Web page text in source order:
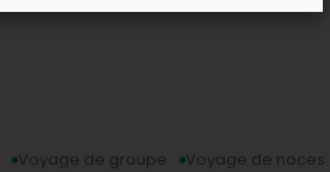
Voyage de groupe Voyage de noces